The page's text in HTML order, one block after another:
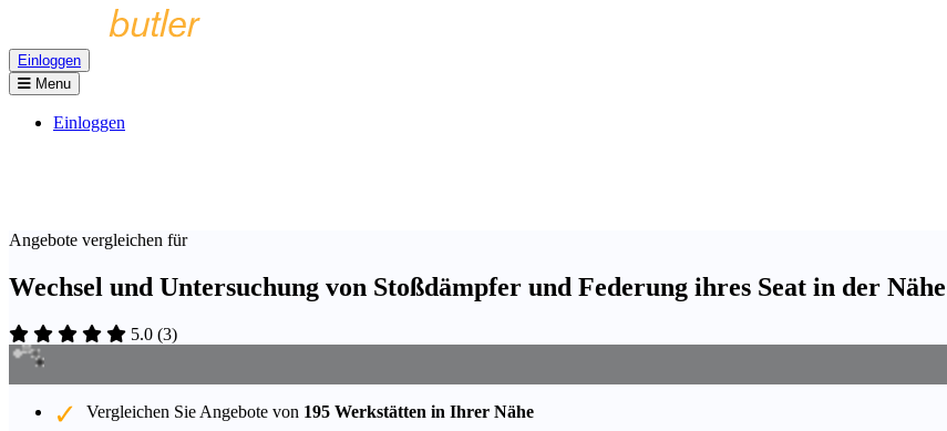
Einloggen
Menu
Einloggen
Angebote vergleichen für
Wechsel und Untersuchung von Stoßdämpfer und Federung ihres Seat in der
5.0 (3)
Vergleichen Sie Angebote von 195 Werkstätten in Ihrer Nähe